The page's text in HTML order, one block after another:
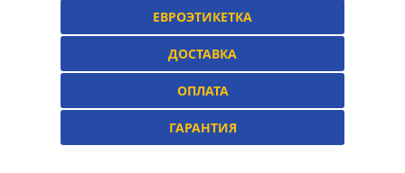
ЕВРОЭТИКЕТКА
ДОСТАВКА
ОПЛАТА
ГАРАНТИЯ